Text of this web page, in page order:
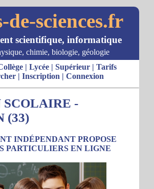
de-sciences.fr
scientifique, informatique
chimie, biologie, géologie
| Lycée| Supérieur| Tarifs
| Inscription | Connexion
SCOLAIRE -
(33)
INDÉPENDANT PROPOSE
PARTICULIERS EN LIGNE